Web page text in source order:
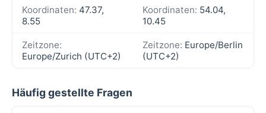
Koordinaten: 47.37,
8.55
Koordinaten: 54.04,
10.45
Zeitzone:
Europe/Zurich (UTC+2)
Zeitzone: Europe/Berlin
(UTC+2)
Häufig gestellte Fragen